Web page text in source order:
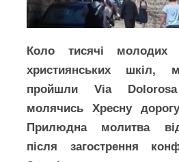
Коло тисячі молодих
християнських шкіл,
пройшли Via
молячись Хресну
Прилюдна молитва
після загострення